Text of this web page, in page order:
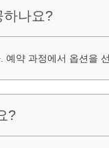
하나요?
약 과정에서 옵션을
?